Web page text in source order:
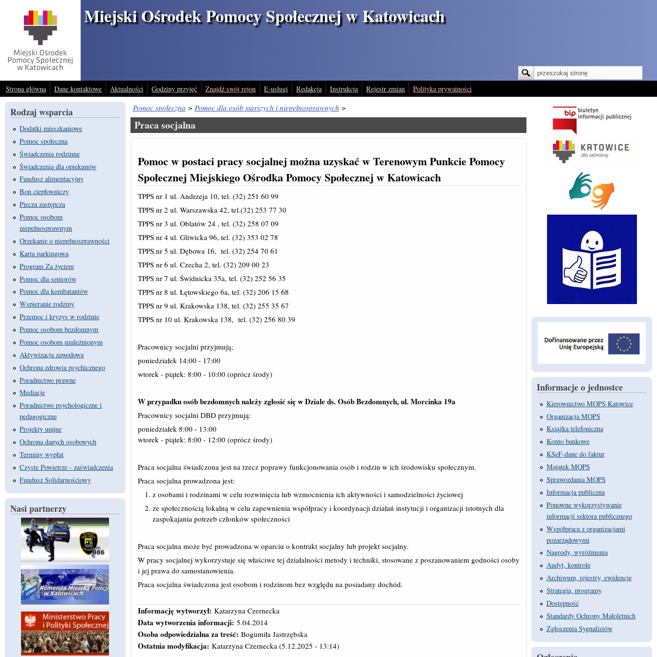
Miejski Ośrodek Pomocy Społecznej w Katowicach
Formularz wyszukiwania
Szukaj
Strona główna Dane kontaktowe Aktualności Godziny przyjęć Znajdź swój rejon E-usługi Redakcja Instrukcja Rejestr zmian Polityka prywatności
Rodzaj wsparcia
Dodatki mieszkaniowe
Pomoc społeczna
Świadczenia rodzinne
Świadczenia dla opiekunów
Fundusz alimentacyjny
Bon ciepłowniczy
Piecza zastępcza
Pomoc osobom
niepełnosprawnym
Orzekanie o niepełnosprawności
Karta parkingowa
Program Za życiem
Pomoc dla seniorów
Pomoc dla kombatantów
Wspieranie rodziny
Przemoc i kryzys w rodzinie
Pomoc osobom bezdomnym
Pomoc osobom uzależnionym
Aktywizacja zawodowa
Ochrona zdrowia psychicznego
Poradnictwo prawne
Mediacje
Poradnictwo psychologiczne i
pedagogiczne
Projekty unijne
Ochrona danych osobowych
Terminy wypłat
Czyste Powietrze - zaświadczenia
Fundusz Solidarnościowy
Nasi partnerzy
Pomoc społeczna > Pomoc dla osób starszych i niepełnosprawnych >
Praca socjalna
Pomoc w postaci pracy socjalnej można uzyskać w Terenowym Punkcie Pomocy
Społecznej Miejskiego Ośrodka Pomocy Społecznej w Katowicach
TPPS nr 1 ul. Andrzeja 10, tel. (32) 251 60 99
TPPS nr 2 ul. Warszawska 42, tel.(32) 253 77 30
TPPS nr 3 ul. Oblatów 24 , tel. (32) 258 07 09
TPPS nr 4 ul. Gliwicka 96, tel. (32) 353 02 78
TPPS nr 5 ul. Dębowa 16, tel. (32) 254 70 61
TPPS nr 6 ul. Czecha 2, tel. (32) 209 00 23
TPPS nr 7 ul. Świdnicka 35a, tel. (32) 252 56 35
TPPS nr 8 ul. Łętowskiego 6a, tel. (32) 206 15 68
TPPS nr 9 ul. Krakowska 138, tel. (32) 255 35 67
TPPS nr 10 ul. Krakowska 138, tel. (32) 256 80 39
Pracownicy socjalni przyjmują;
poniedziałek 14:00 - 17:00
wtorek - piątek: 8:00 - 10:00 (oprócz środy)
W przypadku osób bezdomnych należy zgłosić się w Dziale ds. Osób Bezdomnych, ul. Morcinka 19a
Pracownicy socjalni DBD przyjmują:
poniedziałek 8:00 - 13:00
wtorek - piątek: 8:00 - 12:00 (oprócz środy)
Praca socjalna świadczona jest na rzecz poprawy funkcjonowania osób i rodzin w ich środowisku społecznym.
Praca socjalna prowadzona jest:
z osobami i rodzinami w celu rozwinięcia lub wzmocnienia ich aktywności i samodzielności życiowej
ze społecznością lokalną w celu zapewnienia współpracy i koordynacji działań instytucji i organizacji istotnych dla
zaspokajania potrzeb członków społeczności
Praca socjalna może być prowadzona w oparciu o kontrakt socjalny lub projekt socjalny.
W pracy socjalnej wykorzystuje się właściwe tej działalności metody i techniki, stosowane z poszanowaniem godności osoby
i jej prawa do samostanowienia.
Praca socjalna świadczona jest osobom i rodzinom bez względu na posiadany dochód.
Informację wytworzył: Katarzyna Czernecka
Data wytworzenia informacji: 5.04.2014
Osoba odpowiedzialna za treść: Bogumiła Jastrzębska
Ostatnia modyfikacja: Katarzyna Czernecka (5.12.2025 - 13:14)
Informacje o jednostce
Kierownictwo MOPS Katowice
Organizacja MOPS
Książka telefoniczna
Konto bankowe
KSeF-dane do faktur
Majątek MOPS
Sprawozdania MOPS
Informacja publiczna
Ponowne wykorzystywanie
informacji sektora publicznego
Współpraca z organizacjami
pozarządowymi
Nagrody, wyróżnienia
Audyt, kontrole
Archiwum, rejestry, ewidencje
Strategia, programy
Dostępność
Standardy Ochrony Małoletnich
Zgłoszenia Sygnalistów